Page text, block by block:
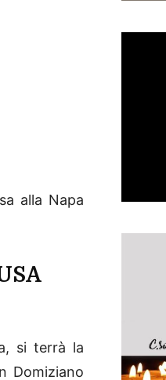
alla Napa
si terrà la
Domiziano